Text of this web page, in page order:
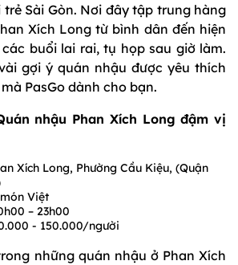
trẻ Sài Gòn. Nơi đây tập trung hàng
Xích Long từ bình dân đến hiện
buổi lai rai, tụ họp sau giờ làm.
gợi ý quán nhậu được yêu thích
PasGo dành cho bạn.
nhậu Phan Xích Long đậm vị
Xích Long, Phường Cầu Kiệu, (Quận
Việt
– 23h00
- 150.000/người
những quán nhậu ở Phan Xích